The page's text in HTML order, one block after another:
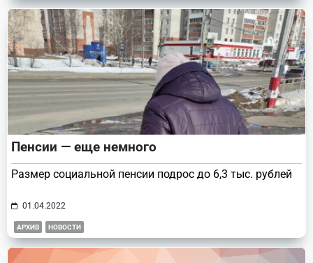
Пенсии — еще немного
Размер социальной пенсии подрос до 6,3 тыс. рублей
01.04.2022
АРХИВ НОВОСТИ